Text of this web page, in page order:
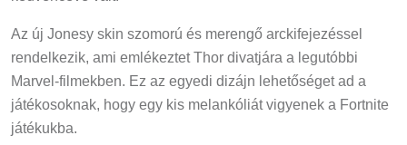
Az új Jonesy skin szomorú és merengő arckifejezéssel
rendelkezik, ami emlékeztet Thor divatjára a legutóbbi
Marvel-filmekben. Ez az egyedi dizájn lehetőséget ad a
játékosoknak, hogy egy kis melankóliát vigyenek a Fortnite
játékukba.